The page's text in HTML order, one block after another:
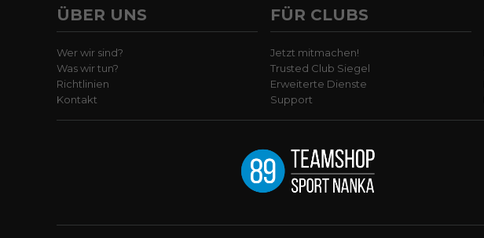
ÜBER UNS
Wer wir sind?
Was wir tun?
Richtlinien
Kontakt
FÜR CLUBS
Jetzt mitmachen!
Trusted Club Siegel
Erweiterte Dienste
Support